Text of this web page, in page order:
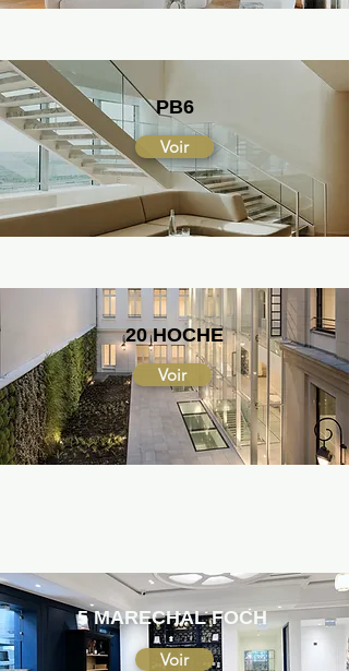
PB6
Voir
20 HOCHE
Voir
5 MARECHAL FOCH
Voir